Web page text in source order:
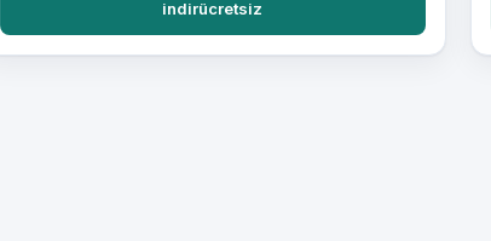
indirücretsiz